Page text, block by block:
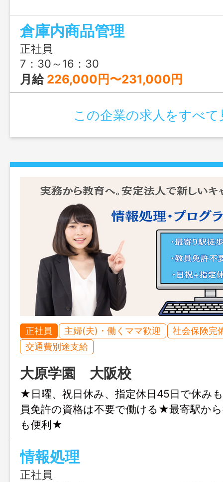
倉庫内商品管理
正社員
7：30～16：30
月給 226,000円〜231,000円
この企業の求人をすべて
正社員 主婦(夫)・働くママ歓迎
社会保険完
交通費別途支給
大原学園 大阪校
★日曜、祝日休み、指定休日45日で休み
員免許の資格は不要で働ける★最寄駅か
も便利★
情報処理
正社員